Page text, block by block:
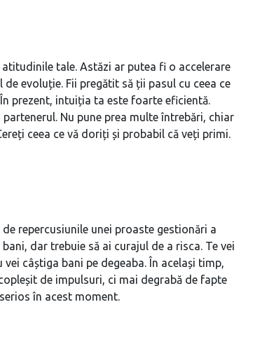
tale. Astăzi ar putea fi o accelerare
evoluție. Fii pregătit să ții pasul cu ceea ce
prezent, intuiția ta este foarte eficientă.
Nu pune prea multe întrebări, chiar
ceea ce vă doriți și probabil că veți primi.
repercusiunile unei proaste gestionări a
dar trebuie să ai curajul de a risca. Te vei
câștiga bani pe degeaba. În același timp,
de impulsuri, ci mai degrabă de fapte
în acest moment.